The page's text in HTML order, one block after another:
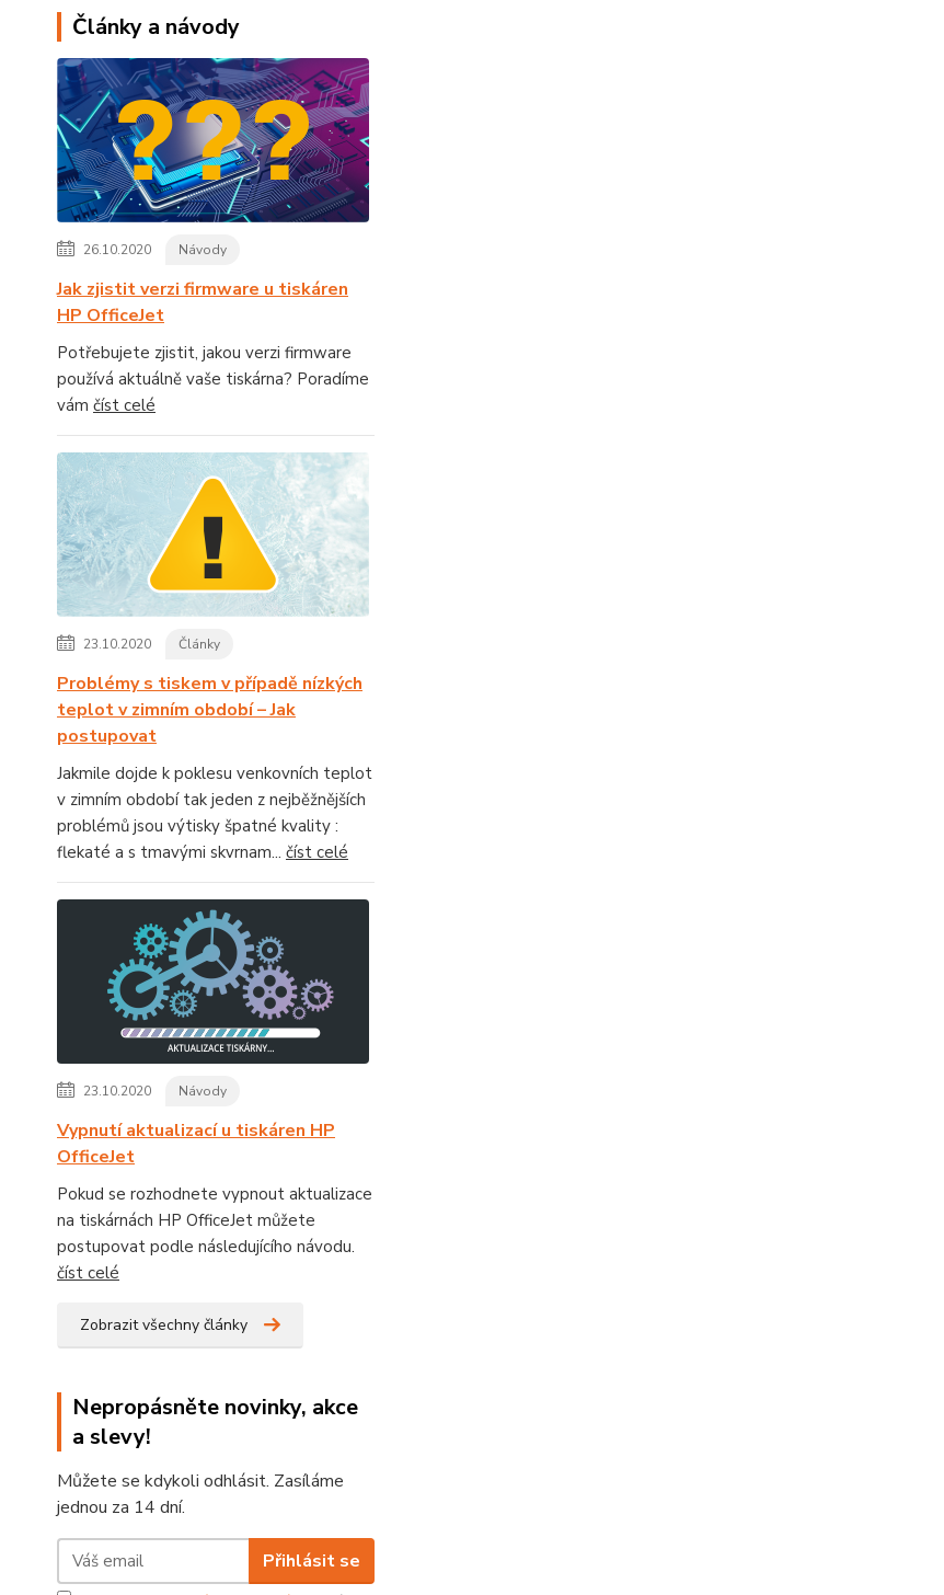
Články a návody
26.10.2020 Návody
Jak zjistit verzi firmware u tiskáren
HP OfficeJet
Potřebujete zjistit, jakou verzi firmware
používá aktuálně vaše tiskárna? Poradíme
vám číst celé
23.10.2020 Články
Problémy s tiskem v případě nízkých
teplot v zimním období – Jak
postupovat
Jakmile dojde k poklesu venkovních teplot
v zimním období tak jeden z nejběžnějších
problémů jsou výtisky špatné kvality :
flekaté a s tmavými skvrnam... číst celé
23.10.2020 Návody
Vypnutí aktualizací u tiskáren HP
OfficeJet
Pokud se rozhodnete vypnout aktualizace
na tiskárnách HP OfficeJet můžete
postupovat podle následujícího návodu.
číst celé
Zobrazit všechny články
Nepropásněte novinky, akce
a slevy!
Můžete se kdykoli odhlásit. Zasíláme
jednou za 14 dní.
Přihlásit se